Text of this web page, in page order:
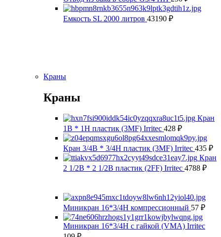
Емкость SL 2000 литров 43190 ₽
Краны
Краны
Кран
1В * 1Н пластик (3MF) Irritec 428 ₽
Кран 3/4В * 3/4Н пластик (3MF) Irritec 435 ₽
Кран
2 1/2В * 2 1/2В пластик (2FF) Irritec 4788 ₽
Миникран 16*3/4Н компрессионный 57 ₽
Миникран 16*3/4Н с гайкой (VMA) Irritec